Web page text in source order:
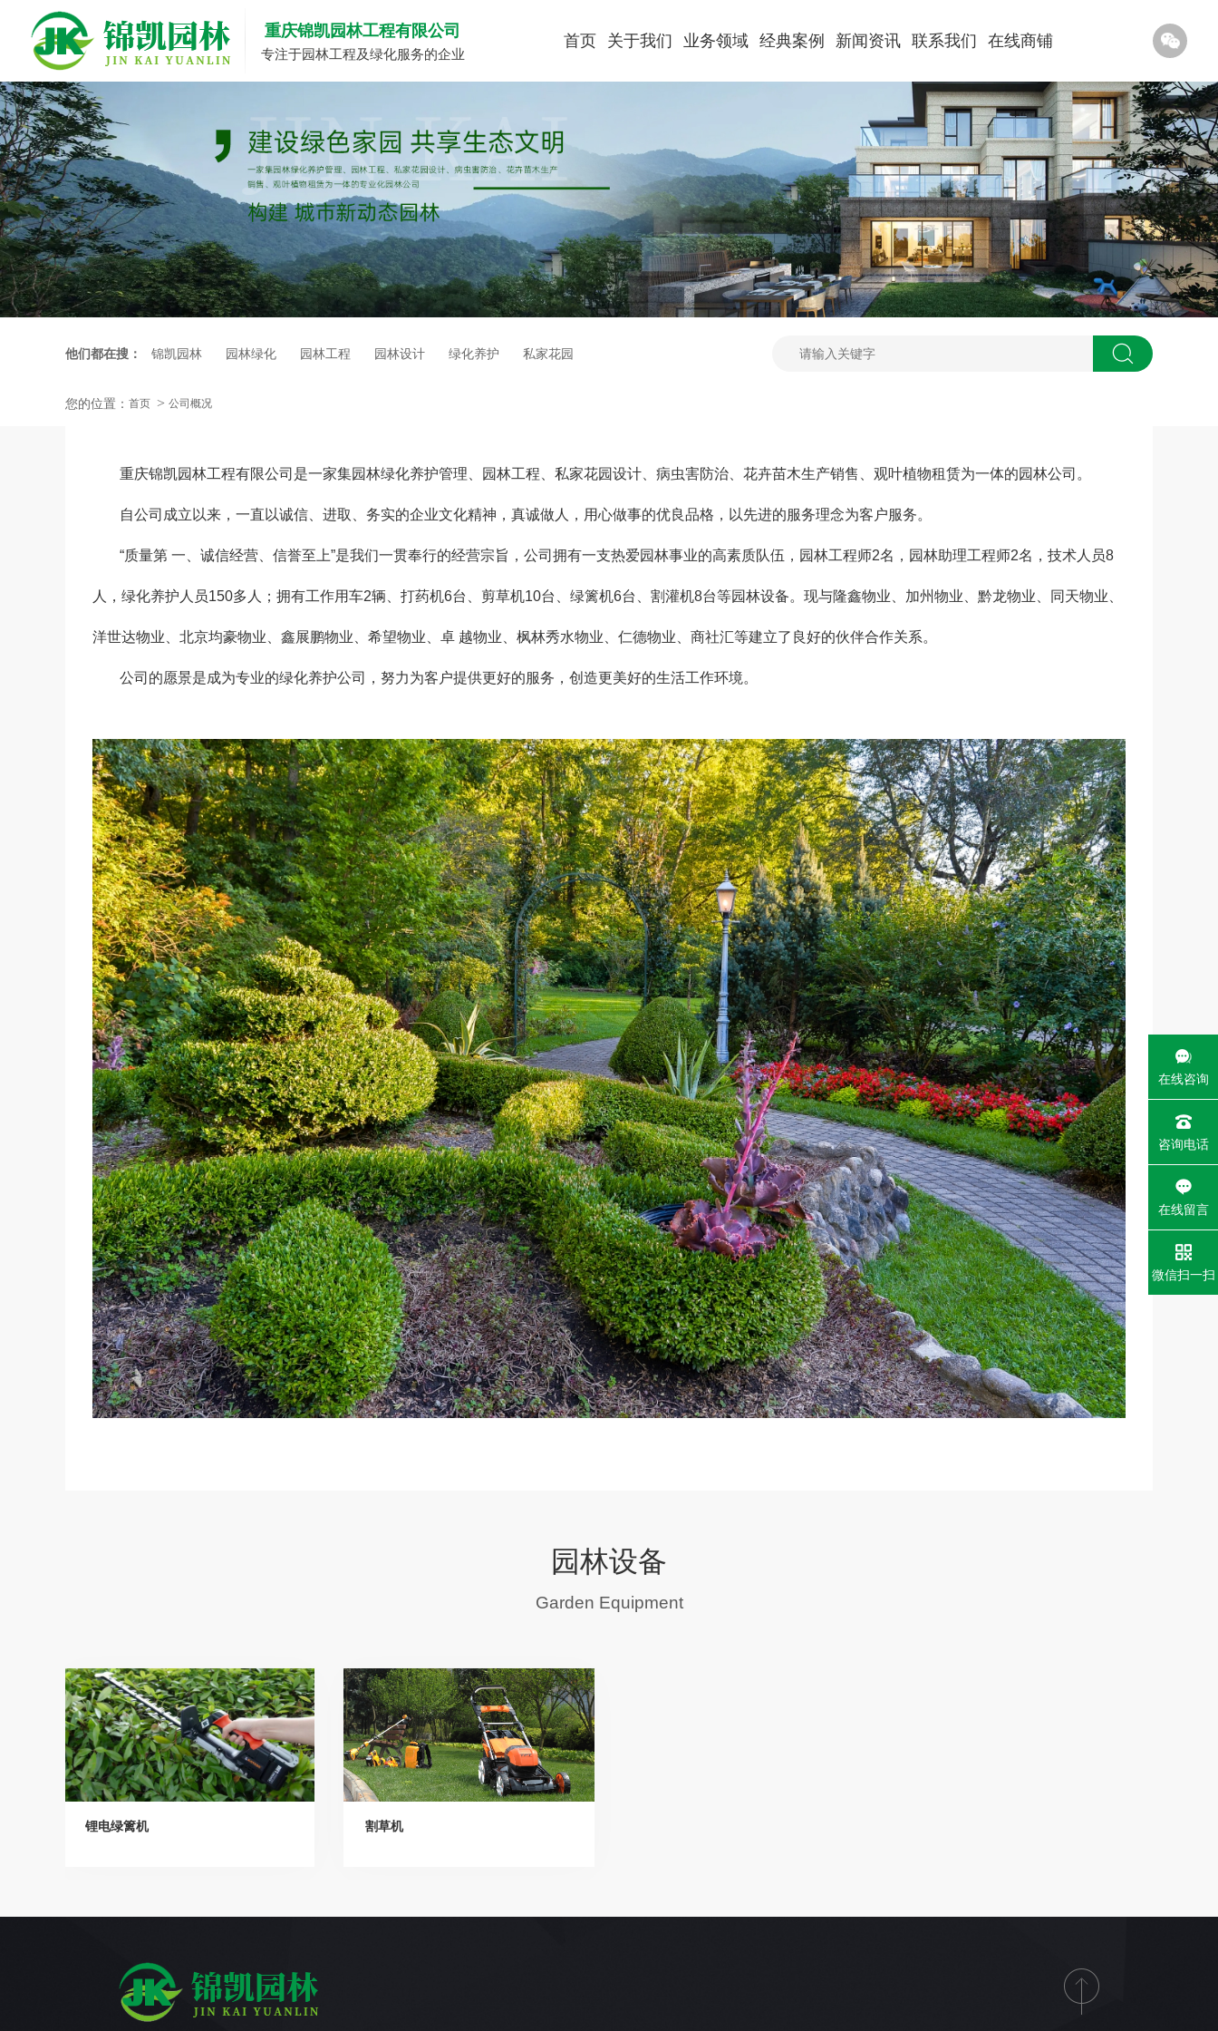
重庆锦凯园林工程有限公司
专注于园林工程及绿化服务的企业
首页 关于我们 业务领域 经典案例 新闻资讯 联系我们 在线商铺
他们都在搜： 锦凯园林 园林绿化 园林工程 园林设计 绿化养护 私家花园
您的位置： 首页 公司概况
重庆锦凯园林工程有限公司是一家集园林绿化养护管理、园林工程、私家花园设计、病虫害防治、花卉苗木生产销售、观叶植物租赁为一体的园林公司。
自公司成立以来，一直以诚信、进取、务实的企业文化精神，真诚做人，用心做事的优良品格，以先进的服务理念为客户服务。
“质量第 一、诚信经营、信誉至上”是我们一贯奉行的经营宗旨，公司拥有一支热爱园林事业的高素质队伍，园林工程师2名，园林助理工程师2名，技术人员8
人，绿化养护人员150多人；拥有工作用车2辆、打药机6台、剪草机10台、绿篱机6台、割灌机8台等园林设备。现与隆鑫物业、加州物业、黔龙物业、同天物业、
洋世达物业、北京均豪物业、鑫展鹏物业、希望物业、卓 越物业、枫林秀水物业、仁德物业、商社汇等建立了良好的伙伴合作关系。
公司的愿景是成为专业的绿化养护公司，努力为客户提供更好的服务，创造更美好的生活工作环境。
园林设备
Garden Equipment
锂电绿篱机 割草机
在线咨询
_self
咨询电话
在线留言
微信扫一扫